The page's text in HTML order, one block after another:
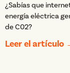
¿Sabías que
energía eléctrica
de C02?
Leer el artículo